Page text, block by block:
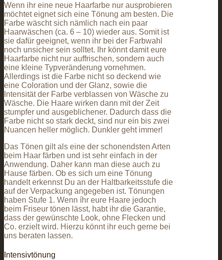
Wenn ihr eine neue Haarfarbe nur ausprobieren
möchtet eignet sich eine Tönung am besten. Die
Farbe wäscht sich nämlich nach ein paar
Haarwäschen (ca. 6 – 10) wieder aus. Somit ist
sie dafür geeignet, wenn ihr bei der Farbwahl
noch unsicher sein solltet. Ihr könnt damit eure
Haarfarbe nicht nur auffrischen, sondern auch
eine kleine Typveränderung vornehmen.
Allerdings ist die Farbe nicht so deckend wie
eine Coloration und der Glanz, sowie die
Intensität der Farbe verblassen von Wäsche zu
Wäsche. Die Haare wirken dann mit der Zeit
stumpfer und ausgeblichener. Dadurch dass die
Farbe nicht so stark deckt, sind nur ein bis zwei
Nuancen heller möglich. Dunkler geht immer!
Das Tönen gilt als eine der schonendsten Arten
beim Haar färben und ist sehr einfach in der
Anwendung. Daher kann man diese auch zu
Hause färben. Ob es sich um eine Tönung
handelt erkennst Du an der Haltbarkeitsstufe die
auf der Verpackung angegeben ist. Tönungen
haben Stufe 1. Wenn íhr eure Haare jedoch
beim Friseur tönen lässt, habt ihr die Garantie,
dass der gewünschte Look, ohne Flecken und
Co. erzielt wird. Hierzu könnt ihr euch gerne bei
uns beraten lassen.
Intensivtönung